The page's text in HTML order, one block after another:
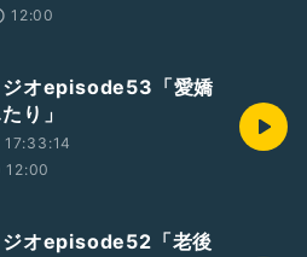
12:00
ジオepisode53「愛嬌
り」
12:00
ジオepisode52「老後